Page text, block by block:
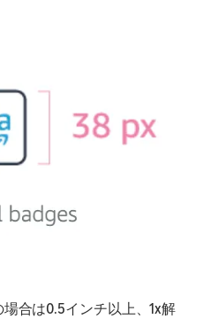
合は0.5インチ以上、1x解